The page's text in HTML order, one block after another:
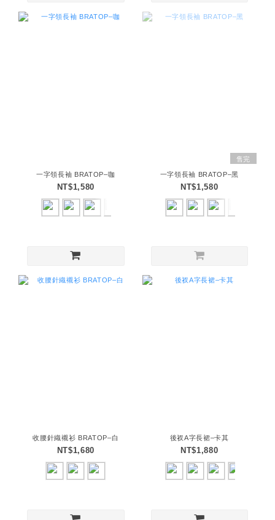
一字領長袖 BRATOP–咖
NT$1,580
售完
一字領長袖 BRATOP–黑
NT$1,580
收腰針織襯衫 BRATOP–白
NT$1,680
後衩A字長裙–卡其
NT$1,880